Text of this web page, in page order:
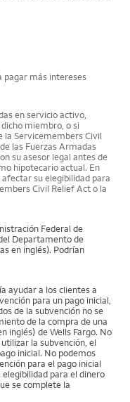
pagar más intereses
en servicio activo,
miembro, o si
la Servicemembers Civil
las Fuerzas Armadas
su asesor legal antes de
hipotecario actual. En
su elegibilidad para
Civil Relief Act o la
Federal de
Departamento de
en inglés). Podrían
ayudar a los clientes a
para un pago inicial,
de la subvención no se
de la compra de una
inglés) de Wells Fargo. No
la subvención, el
inicial. No podemos
para el pago inicial
para el dinero
se complete la